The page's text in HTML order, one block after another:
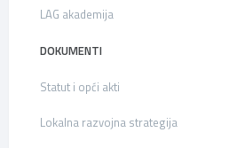
LAG akademija
DOKUMENTI
Statut i opći akti
Lokalna razvojna strategija